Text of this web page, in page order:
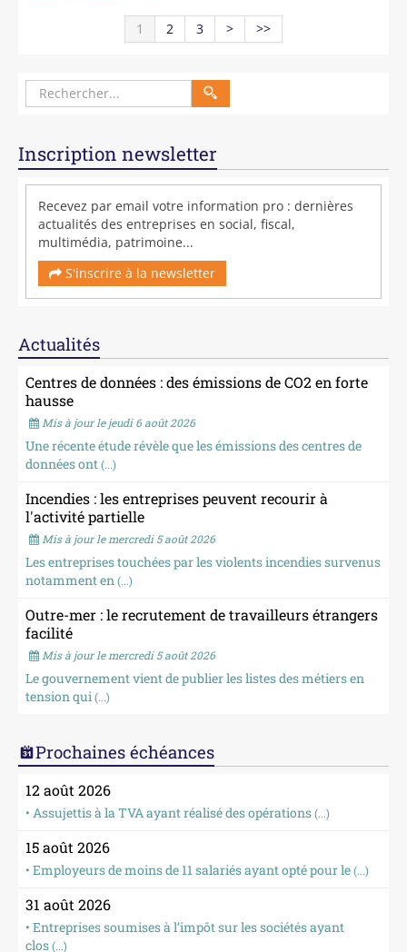
1 2 3 > >>
Inscription newsletter
Recevez par email votre information pro : dernières
actualités des entreprises en social, fiscal,
multimédia, patrimoine...
S'inscrire à la newsletter
Actualités
Centres de données : des émissions de CO2 en forte
hausse
Mis à jour le jeudi 6 août 2026
Une récente étude révèle que les émissions des centres de
données ont (...)
Incendies : les entreprises peuvent recourir à
l'activité partielle
Mis à jour le mercredi 5 août 2026
Les entreprises touchées par les violents incendies survenus
notamment en (...)
Outre-mer : le recrutement de travailleurs étrangers
facilité
Mis à jour le mercredi 5 août 2026
Le gouvernement vient de publier les listes des métiers en
tension qui (...)
Prochaines échéances
12 août 2026
• Assujettis à la TVA ayant réalisé des opérations (...)
15 août 2026
• Employeurs de moins de 11 salariés ayant opté pour le (...)
31 août 2026
• Entreprises soumises à l’impôt sur les sociétés ayant
clos (...)